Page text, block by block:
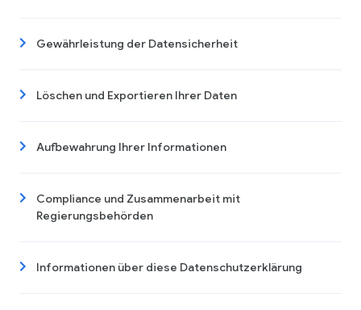
Gewährleistung der Datensicherheit
Löschen und Exportieren Ihrer Daten
Aufbewahrung Ihrer Informationen
Compliance und Zusammenarbeit mit
Regierungsbehörden
Informationen über diese Datenschutzerklärung